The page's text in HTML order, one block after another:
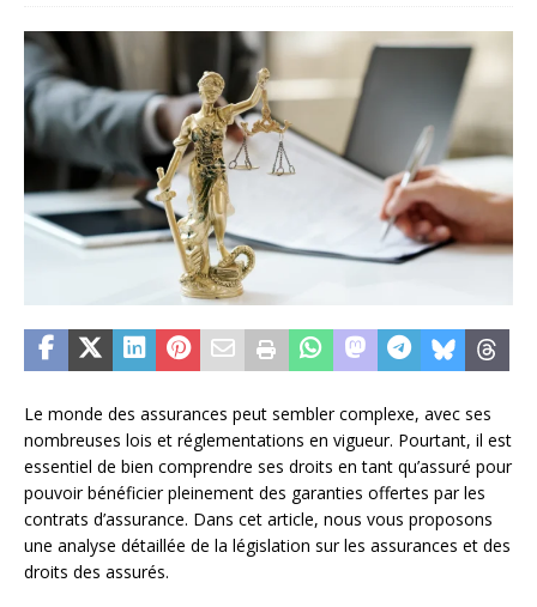
Le monde des assurances peut sembler complexe, avec ses
nombreuses lois et réglementations en vigueur. Pourtant, il est
essentiel de bien comprendre ses droits en tant qu’assuré pour
pouvoir bénéficier pleinement des garanties offertes par les
contrats d’assurance. Dans cet article, nous vous proposons
une analyse détaillée de la législation sur les assurances et des
droits des assurés.